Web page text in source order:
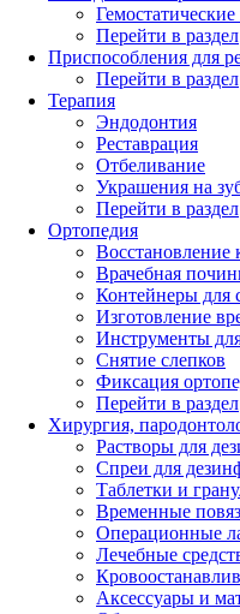
Гемостатические
Перейти в раздел
Приспособления для
Перейти в раздел
Терапия
Эндодонтия
Реставрация
Отбеливание
Украшения на
Перейти в раздел
Ортопедия
Восстановление
Врачебная
Контейнеры для
Изготовление
Инструменты
Снятие слепков
Фиксация
Перейти в раздел
Хирургия,
Растворы для
Спреи для
Таблетки и
Временные
Операционные
Лечебные
Аксессуары и